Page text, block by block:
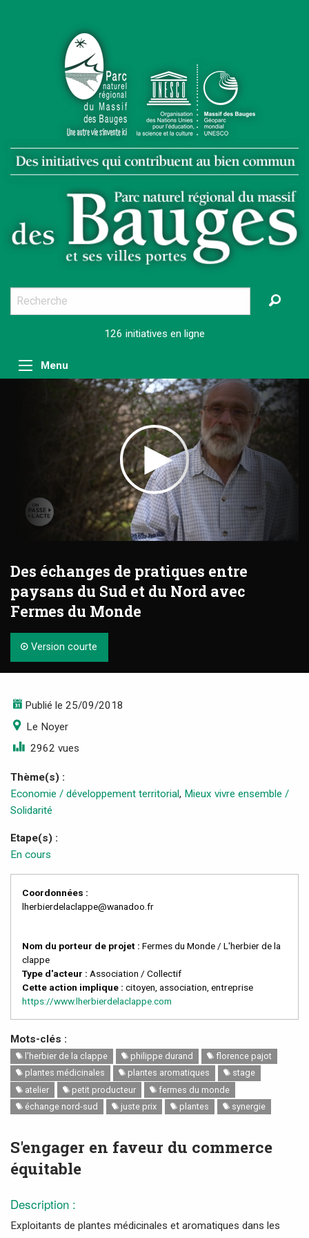
126 initiatives en ligne
Menu
Des échanges de pratiques entre
paysans du Sud et du Nord avec
Fermes du Monde
Version courte
Publié le 25/09/2018
Le Noyer
2962 vues
Thème(s) :
Economie / développement territorial, Mieux vivre ensemble /
Solidarité
Etape(s) :
En cours
Coordonnées :
lherbierdelaclappe@wanadoo.fr
Nom du porteur de projet : Fermes du Monde / L'herbier de la
clappe
Type d'acteur : Association / Collectif
Cette action implique : citoyen, association, entreprise
https://www.lherbierdelaclappe.com
Mots-clés :
l'herbier de la clappe philippe durand
florence pajot
plantes médicinales
plantes aromatiques
stage
atelier
petit producteur
fermes du monde
échange nord-sud
juste prix plantes synergie
S'engager en faveur du commerce
équitable
Description :
Exploitants de plantes médicinales et aromatiques dans les